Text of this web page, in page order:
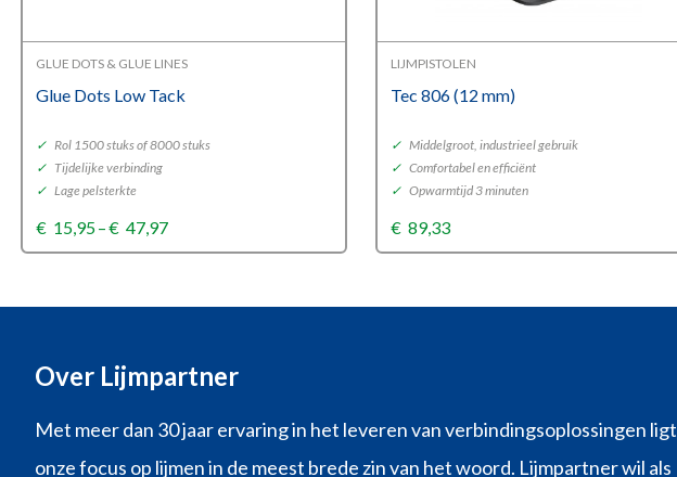
GLUE DOTS & GLUE LINES
Glue Dots Low Tack
✓ Rol 1500 stuks of 8000 stuks
✓ Tijdelijke verbinding
✓ Lage pelsterkte
€ 15,95–€ 47,97Price
range:
€47,97
LIJMPISTOLEN
Tec 806 (12 mm)
✓ Middelgroot, industrieel gebruik
✓ Comfortabel en efficiënt
✓ Opwarmtijd 3 minuten
€ 89,33
Over Lijmpartner
Met meer dan 30 jaar ervaring in het leveren van verbindingsoplossingen ligt
onze focus op lijmen in de meest brede zin van het woord. Lijmpartner wil als